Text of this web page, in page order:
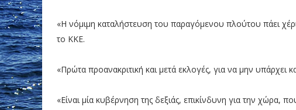
«Η νόμιμη καταλήστευση του παραγόμενου πλούτου πάει
το ΚΚΕ.
«Πρώτα προανακριτική και μετά εκλογές, για να μην
«Είναι μία κυβέρνηση της δεξιάς, επικίνδυνη για την χώρα,